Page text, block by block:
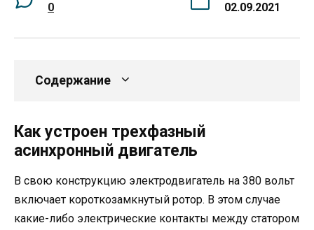
0 02.09.2021
Содержание
Как устроен трехфазный
асинхронный двигатель
В свою конструкцию электродвигатель на 380 вольт
включает короткозамкнутый ротор. В этом случае
какие-либо электрические контакты между статором